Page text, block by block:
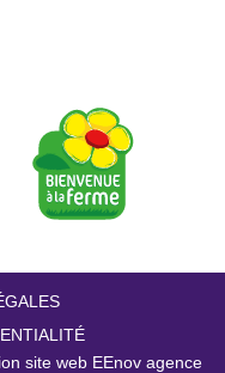
site web EEnov agence